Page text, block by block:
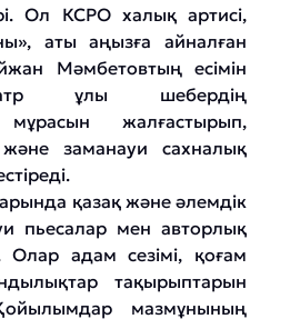
Ол КСРО халық артисі,
аты аңызға айналған
Мәмбетовтың есімін
ұлы шебердің
жалғастырып,
заманауи сахналық
қазақ және әлемдік
пьесалар мен авторлық
адам сезімі, қоғам
тақырыптарын
мазмұнының